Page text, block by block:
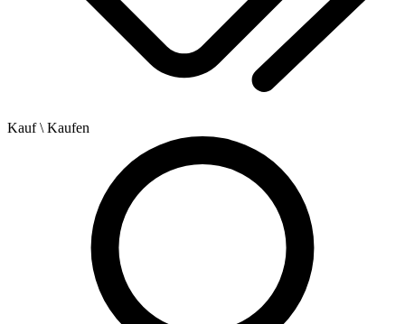
Kauf\ Kaufen